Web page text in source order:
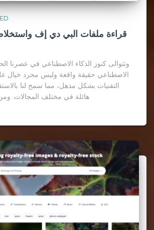
قراءة ملفات البي دي إف
وتتوالى كنوز الذكاء الاصطناعي في عصرنا
الاصطناعي حقيقة واقعة وليس مجرد خيال
التقنيات بشكل مذهل، مما سمح لنا
هائلة في مختلف المجالات.